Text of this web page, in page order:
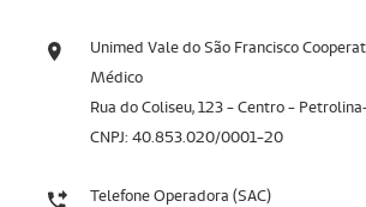
Unimed Vale do São Francisco
Médico
Rua do Coliseu, 123 - Centro -
CNPJ: 40.853.020/0001-20
Telefone Operadora (SAC)